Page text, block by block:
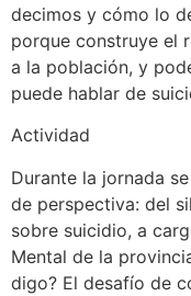
decimos y cómo lo
porque construye el
a la población, y
puede hablar de
Actividad
Durante la jornada
de perspectiva: del
sobre suicidio, a
Mental de la
digo? El desafío de